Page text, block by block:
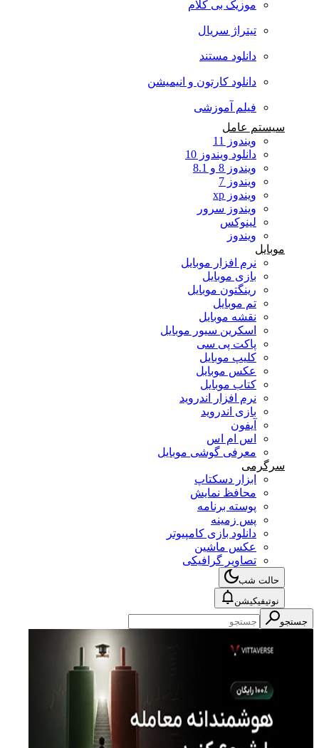
موزیک بی کلام
تیتراژ سریال
دانلود مستند
دانلود کارتون و انیمیشن
فیلم آموزشی
سیستم عامل
ویندوز 11
دانلود ویندوز 10
ویندوز 8 و 8.1
ویندوز 7
ویندوز xp
ویندوز سرور
لینوکس
ویندوز
موبایل
نرم افزار موبایل
بازی موبایل
رینگتون موبایل
تم موبایل
نقشه موبایل
اسکرین سیور موبایل
پاکت پی سی
کلیپ موبایل
عکس موبایل
کتاب موبایل
نرم افزار اندروید
بازی اندروید
آیفون
اس ام اس
معرفی گوشی موبایل
سرگرمی
ابزار دسکتاپ
محافظ نمایش
پوسته برنامه
پس زمینه
دانلود بازی کامپیوتر
عکس ماشین
تصاویر گرافیکی
حالت شب
نوتیفیکیشن
جستجو